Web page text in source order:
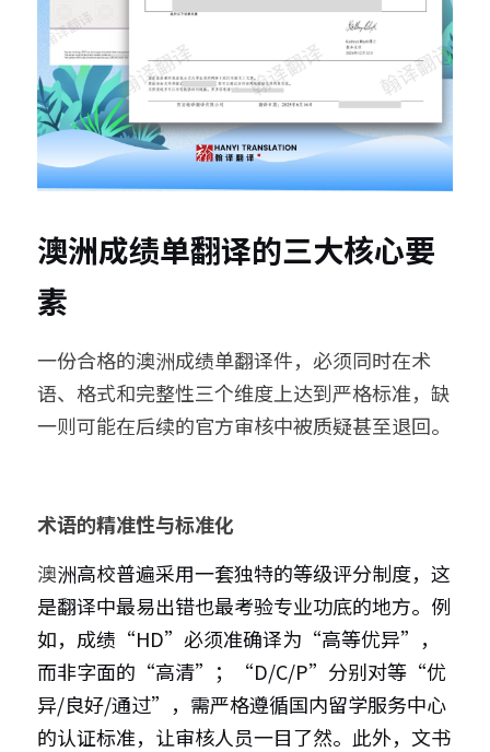
澳洲成绩单翻译的三大核心要
素
一份合格的澳洲成绩单翻译件，必须同时在术
语、格式和完整性三个维度上达到严格标准，缺
一则可能在后续的官方审核中被质疑甚至退回。
术语的精准性与标准化
澳洲高校普遍采用一套独特的等级评分制度，这
是翻译中最易出错也最考验专业功底的地方。例
如，成绩“HD”必须准确译为“高等优异”，
而非字面的“高清”；“D/C/P”分别对等“优
异/良好/通过”，需严格遵循国内留学服务中心
的认证标准，让审核人员一目了然。此外，文书